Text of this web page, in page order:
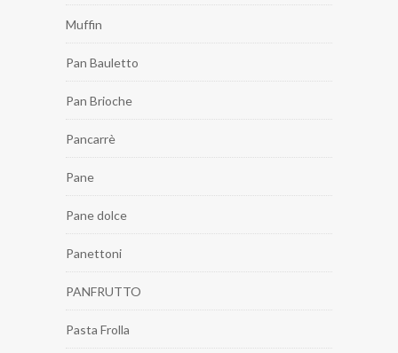
Muffin
Pan Bauletto
Pan Brioche
Pancarrè
Pane
Pane dolce
Panettoni
PANFRUTTO
Pasta Frolla